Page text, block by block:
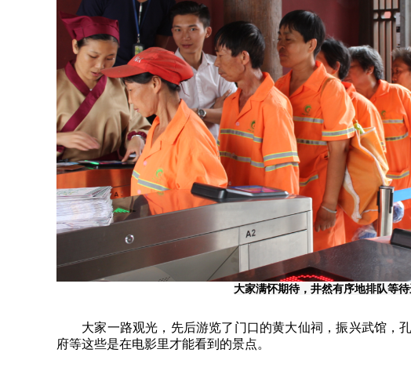
大家满怀期待，井然有序地排队等
大家一路观光，先后游览了门口的黄大仙祠，振兴武馆，
府等这些是在电影里才能看到的景点。